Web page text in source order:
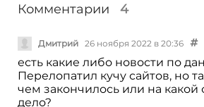
Комментарии 4
Дмитрий 26 ноября 2022 в 20:36
есть какие либо новости по
Перелопатил кучу сайтов, но
чем закончилось или на какой
дело?